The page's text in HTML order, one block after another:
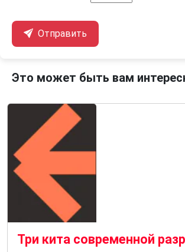
Отправить
Это может быть вам